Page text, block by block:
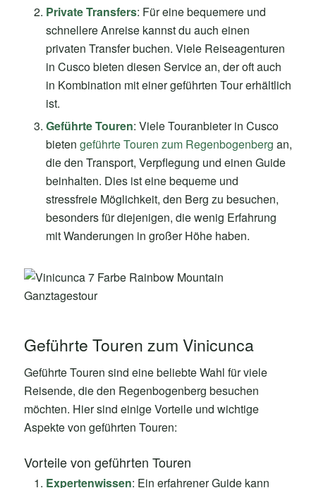
Private Transfers: Für eine bequemere und
schnellere Anreise kannst du auch einen
privaten Transfer buchen. Viele Reiseagenturen
in Cusco bieten diesen Service an, der oft auch
in Kombination mit einer geführten Tour erhältlich
ist.
Geführte Touren: Viele Touranbieter in Cusco
bieten geführte Touren zum Regenbogenberg an,
die den Transport, Verpflegung und einen Guide
beinhalten. Dies ist eine bequeme und
stressfreie Möglichkeit, den Berg zu besuchen,
besonders für diejenigen, die wenig Erfahrung
mit Wanderungen in großer Höhe haben.
Geführte Touren zum Vinicunca
Geführte Touren sind eine beliebte Wahl für viele
Reisende, die den Regenbogenberg besuchen
möchten. Hier sind einige Vorteile und wichtige
Aspekte von geführten Touren:
Vorteile von geführten Touren
Expertenwissen: Ein erfahrener Guide kann